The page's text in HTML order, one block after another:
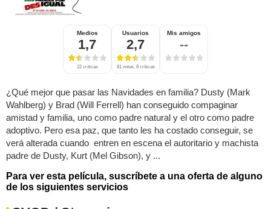
Medios
1,7
22 críticas
Usuarios
2,7
81 notas, 8 críticas
Mis amigos
--
¿Qué mejor que pasar las Navidades en familia? Dusty (Mark
Wahlberg) y Brad (Will Ferrell) han conseguido compaginar
amistad y familia, uno como padre natural y el otro como padre
adoptivo. Pero esa paz, que tanto les ha costado conseguir, se
verá alterada cuando entren en escena el autoritario y machista
padre de Dusty, Kurt (Mel Gibson), y ...
Para ver esta película, suscríbete a una oferta de alguno
de los siguientes servicios